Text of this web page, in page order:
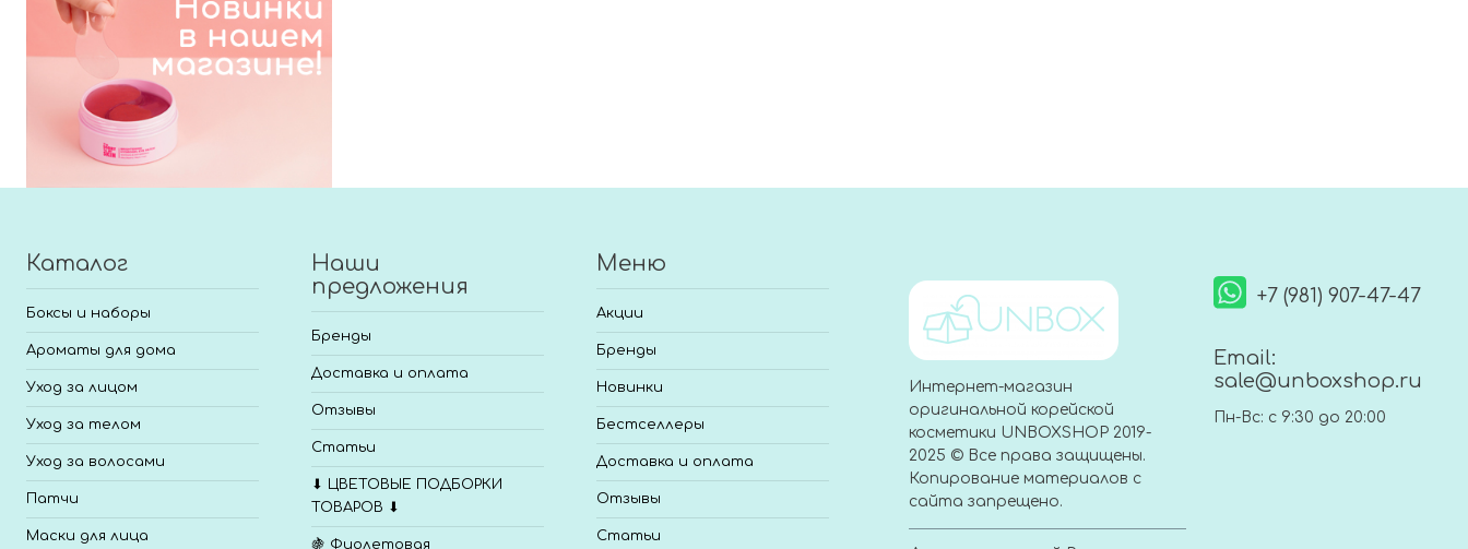
Каталог
Боксы и наборы
Ароматы для дома
Уход за лицом
Уход за телом
Уход за волосами
Патчи
Маски для лица
Наши
предложения
Бренды
Доставка и оплата
Отзывы
Статьи
⬇ ЦВЕТОВЫЕ ПОДБОРКИ
ТОВАРОВ ⬇
🍇 Фиолетовая
Меню
Акции
Бренды
Новинки
Бестселлеры
Доставка и оплата
Отзывы
Статьи
Интернет-магазин
оригинальной корейской
косметики UNBOXSHOP 2019-
2025 © Все права защищены.
Копирование материалов с
сайта запрещено.
+7 (981) 907-47-47
Email:
sale@unboxshop.ru
Пн-Вс: с 9:30 до 20:00